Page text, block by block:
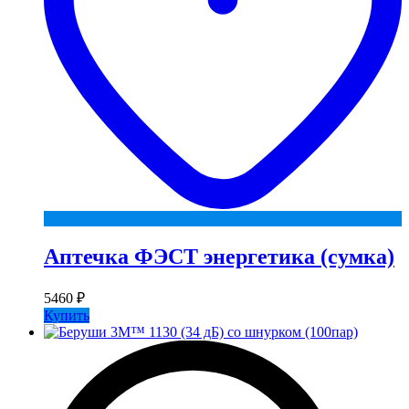
Аптечка ФЭСТ энергетика (сумка)
5460 ₽
Купить